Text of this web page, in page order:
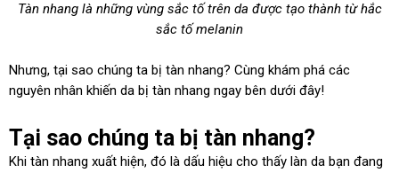
Tàn nhang là những vùng sắc tố trên da được tạo thành từ hắc
sắc tố melanin
Nhưng, tại sao chúng ta bị tàn nhang? Cùng khám phá các
nguyên nhân khiến da bị tàn nhang ngay bên dưới đây!
Tại sao chúng ta bị tàn nhang?
Khi tàn nhang xuất hiện, đó là dấu hiệu cho thấy làn da bạn đang